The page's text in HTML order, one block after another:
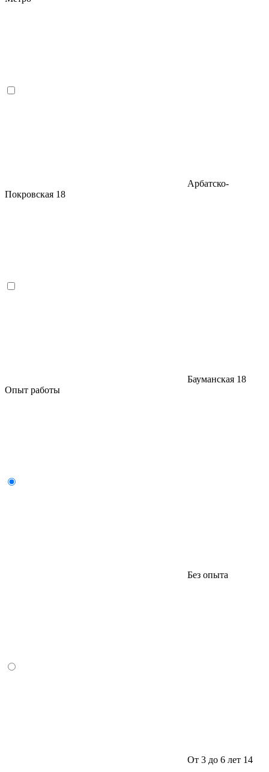
Арбатско-
Покровская 18
Бауманская 18
Опыт работы
Без опыта
От 3 до 6 лет 14